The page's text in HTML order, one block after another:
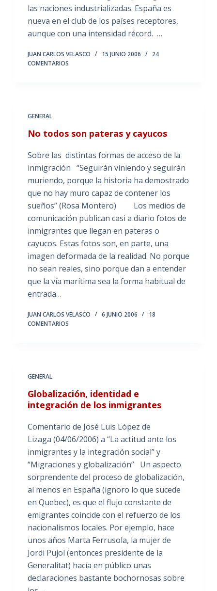
las naciones industrializadas. España es
nueva en el club de los países receptores,
aunque con una intensidad récord. …
JUAN CARLOS VELASCO 15 JUNIO 2006
24
COMENTARIOS
GENERAL
No todos son pateras y cayucos
Sobre las distintas formas de acceso de la
inmigración “Seguirán viniendo y seguirán
muriendo, porque la historia ha demostrado
que no hay muro capaz de contener los
sueños” (Rosa Montero) Los medios de
comunicación publican casi a diario fotos de
inmigrantes que llegan en pateras o
cayucos. Estas fotos son, en parte, una
imagen deformada de la realidad. No porque
no sean reales, sino porque dan a entender
que la vía marítima sea la forma habitual de
entrada…
JUAN CARLOS VELASCO 6 JUNIO 2006
18
COMENTARIOS
GENERAL
Globalización, identidad e
integración de los inmigrantes
Comentario de José Luis López de
Lizaga (04/06/2006) a “La actitud ante los
inmigrantes y la integración social” y
“Migraciones y globalización” Un aspecto
sorprendente del proceso de globalización,
al menos en España (ignoro lo que sucede
en Quebec), es que el flujo constante de
emigrantes coincide con el refuerzo de los
nacionalismos locales. Por ejemplo, hace
unos años Marta Ferrusola, la mujer de
Jordi Pujol (entonces presidente de la
Generalitat) hacía en público unas
declaraciones bastante bochornosas sobre